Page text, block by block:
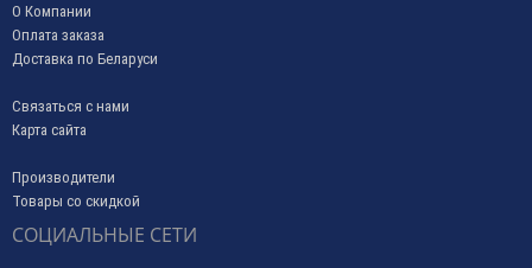
О Компании
Оплата заказа
Доставка по Беларуси
Связаться с нами
Карта сайта
Производители
Товары со скидкой
СОЦИАЛЬНЫЕ СЕТИ